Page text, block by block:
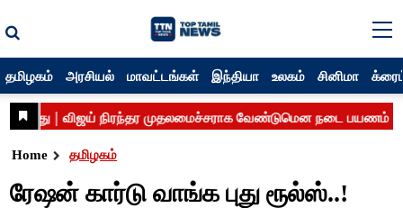
தமிழகம் அரசியல் மாவட்டங்கள் இந்தியா உலகம் சினிமா
Home தமிழகம்
ரேஷன் கார்டு வாங்க புது ரூல்ஸ்..!